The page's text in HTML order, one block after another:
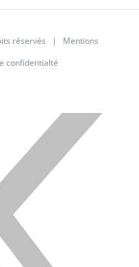
réservés | Mentions
confidentialté